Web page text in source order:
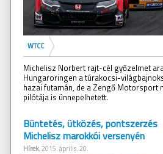
WTCC
Michelisz Norbert rajt-cél győzelmet
Hungaroringen a túrakocsi-
hazai futamán, de a Zengő Motorsport
pilótája is ünnepelhetett.
Büntetés, ütközés, pontszerzés
Michelisz marokkói versenyén
Hírek, 2015. április. 20.